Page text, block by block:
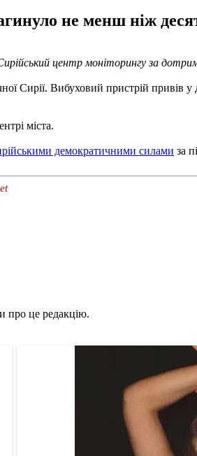
не менш ніж
центр моніторингу за
Сирії. Вибуховий пристрій привів
міста.
демократичними силами за
про це редакцію.